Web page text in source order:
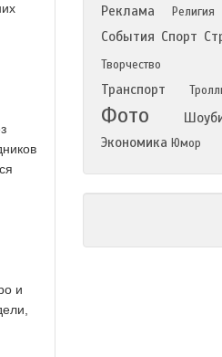
и
Реклама Религия
События Спорт
Творчество
Транспорт
Фото
Экономика Юмор